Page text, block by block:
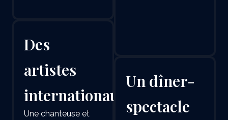
Des
artistes
internationaux
Une chanteuse et
Un dîner-
spectacle